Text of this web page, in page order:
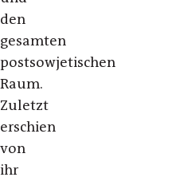
den
gesamten
postsowjetischen
Raum.
Zuletzt
erschien
von
ihr